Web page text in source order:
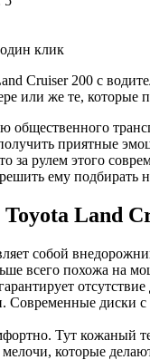
клик
Cruiser 200 с
или же те, которые
общественного
приятные
за рулем этого
ему
Land
собой
всего похожа на
Современные
Тут кожаный
которые